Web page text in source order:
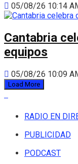
05/08/26 10:14
Cantabria
equipos
05/08/26 10:09
Load More
RADIO EN
PUBLICIDAD
PODCAST